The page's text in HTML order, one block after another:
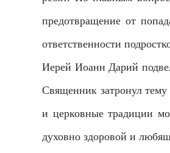
предотвращение от
ответственности
Иерей Иоанн Дарий
Священник затронул
и церковные традиции
духовно здоровой и